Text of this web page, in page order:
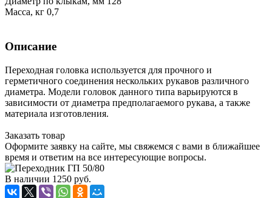
Масса, кг 0,7
Описание
Переходная головка используется для прочного и
герметичного соединения нескольких рукавов различного
диаметра. Модели головок данного типа варьируются в
зависимости от диаметра предполагаемого рукава, а также
материала изготовления.
Заказать товар
Оформите заявку на сайте, мы свяжемся с вами в ближайшее
время и ответим на все интересующие вопросы.
В наличии 1250 руб.